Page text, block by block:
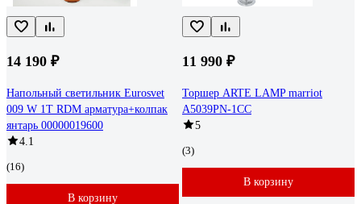
14 190 ₽
Напольный светильник Eurosvet
009 W 1T RDM арматура+колпак
янтарь 00000019600
4.1
(16)
В корзину
11 990 ₽
Торшер ARTE LAMP marriot
A5039PN-1CC
5
(3)
В корзину